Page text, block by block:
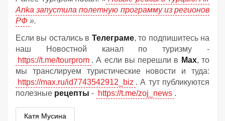
Anka запустила полетную программу из регионов
РФ ».
Если вы остались в Телеграме, то подпишитесь на
наш Новостной канал по туризму -
https://t.me/tourprom . А если вы перешли в Мах, то
мы транслируем туристические новости и туда:
https://max.ru/id7743542912_biz . А тут публикуются
полезные рецепты - https://t.me/zoj_news .
Катя Мусина